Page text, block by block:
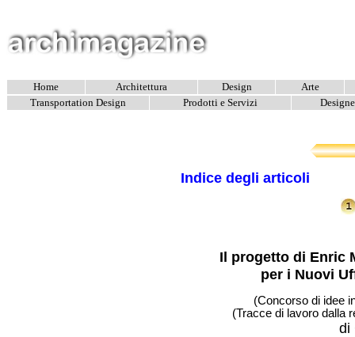
Home Architettura Design
Arte
Transportation Design
Prodotti e Servizi
Indice degli articoli
Il progetto di Enric
per i Nuovi
(Concorso di idee
(Tracce di lavoro dalla
di